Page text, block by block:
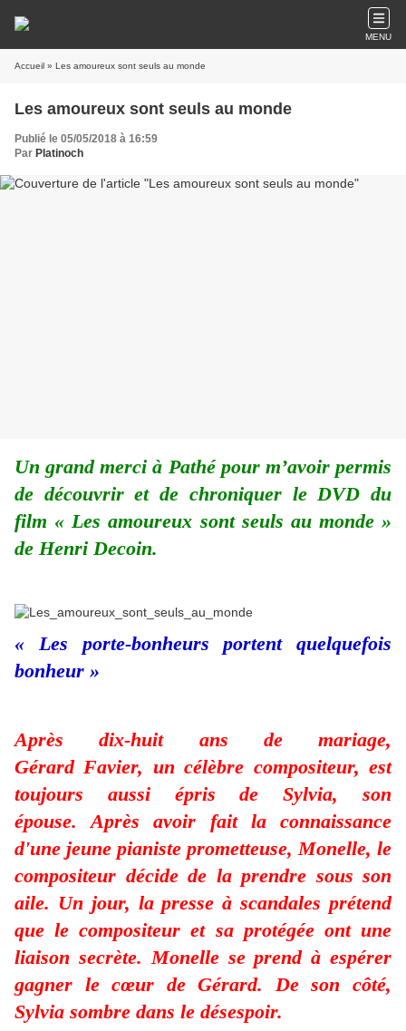
MENU
Accueil » Les amoureux sont seuls au monde
Les amoureux sont seuls au monde
Publié le 05/05/2018 à 16:59
Par Platinoch
Un grand merci à Pathé pour m’avoir permis
de découvrir et de chroniquer le DVD du
film « Les amoureux sont seuls au monde »
de Henri Decoin.
« Les porte-bonheurs portent quelquefois
bonheur »
Après dix-huit ans de mariage,
Gérard Favier, un célèbre compositeur, est
toujours aussi épris de Sylvia, son
épouse. Après avoir fait la connaissance
d'une jeune pianiste prometteuse, Monelle, le
compositeur décide de la prendre sous son
aile. Un jour, la presse à scandales prétend
que le compositeur et sa protégée ont une
liaison secrète. Monelle se prend à espérer
gagner le cœur de Gérard. De son côté,
Sylvia sombre dans le désespoir.